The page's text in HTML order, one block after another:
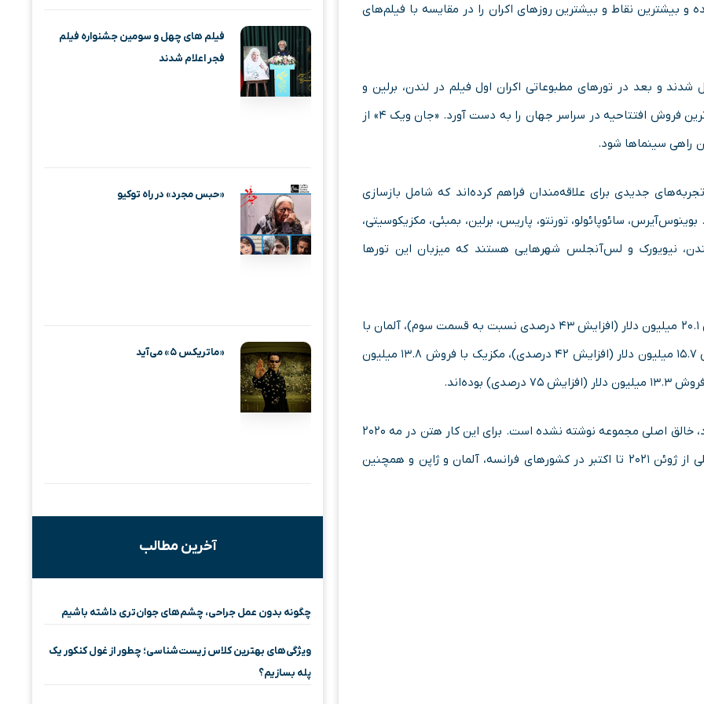
نمایش داده شده و بیشترین نقاط و بیشترین روزهای اکران را در مقایسه با فیلم‌های
و بعد در تورهای مطبوعاتی اکران اول فیلم در لندن، برلین و
پاریس حضور یافتند. همه این تلاش‌ها موجب شد تا فیلم بالاترین فروش افتتاحیه در سراسر جهان را به دست آورد. «جان ویک ۴» از
راهی سینماها شود.
جدیدی برای علاقه‌مندان فراهم کرده‌اند که شامل بازسازی
و موضوع‌های داغ فیلم در ۲۰ کشور است. بوینوس‌آیرس، سائوپائولو، تورنتو، پاریس، برلین، بمبئی، مکزیکوسیتی،
لندن، نیویورک و لس‌آنجلس شهرهایی هستند که میزبان این تورها
۵ بازار پرفروش این فیلم در سطح جهان شامل بریتانیا با فروش ۲۰.۱ میلیون دلار (افزایش ۴۳ درصدی نسبت به قسمت سوم)، آلمان با
فروش ۱۹.۲ میلیون دلار (افزایش ۵۴ درصدی)، استرالیا با فروش ۱۵.۷ میلیون دلار (افزایش ۴۲ درصدی)، مکزیک با فروش ۱۳.۸ میلیون
این نخستین فیلم در این مجموعه است که توسط دریک کولستاد، خالق اصلی مجموعه نوشته نشده است. برای این کار هتن در مه ۲۰۲۰
و سپس فینچ در مارس ۲۰۲۱ استخدام شدند. تصویربرداری اصلی از ژوئن ۲۰۲۱ تا اکتبر در کشورهای فرانسه، آلمان و ژاپن و همچنین
فیلم‌ های چهل و سومین جشنواره فیلم
فجر اعلام شدند
«حبس مجرد» در راه توکیو
«ماتریکس ۵» می‌آید
آخرین مطالب
چگونه بدون عمل جراحی، چشم‌های جوان‌تری داشته باشیم
ویژگی‌های بهترین کلاس زیست‌شناسی؛ چطور از غول کنکور یک
پله بسازیم؟